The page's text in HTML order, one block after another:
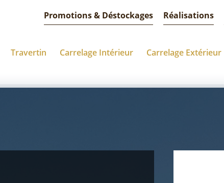
Promotions & Déstockages Réalisations
Travertin Carrelage Intérieur Carrelage Extérieur